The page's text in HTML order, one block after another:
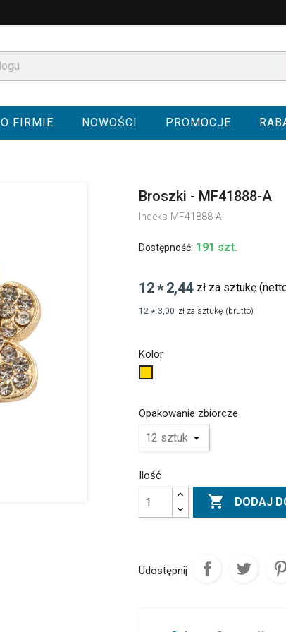
O FIRMIE NOWOŚCI PROMOCJE
Broszki - MF41888-A
Indeks MF41888-A
Dostępność: 191 szt.
12* 2,44 zł za sztukę
12 * 3,00 zł za sztukę (brutto)
Kolor
Opakowanie zbiorcze
Ilość
 DODAJ
Udostępnij